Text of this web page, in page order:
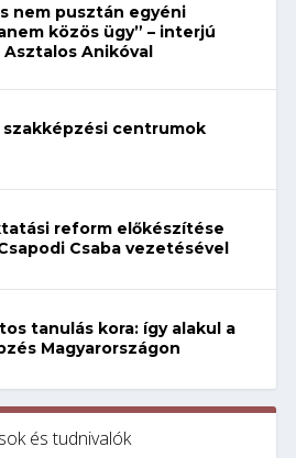
nem pusztán egyéni
közös ügy” – interjú
Asztalos Anikóval
szakképzési centrumok
reform előkészítése
Csaba vezetésével
tanulás kora: így alakul a
Magyarországon
és tudnivalók